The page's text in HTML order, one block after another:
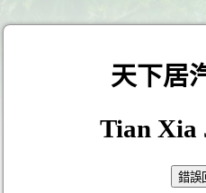
天下居
Tian Xia